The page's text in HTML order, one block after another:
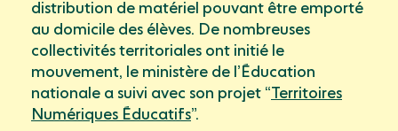
distribution de matériel pouvant être emporté
au domicile des élèves. De nombreuses
collectivités territoriales ont initié le
mouvement, le ministère de l’Éducation
nationale a suivi avec son projet “Territoires
Numériques Éducatifs”.